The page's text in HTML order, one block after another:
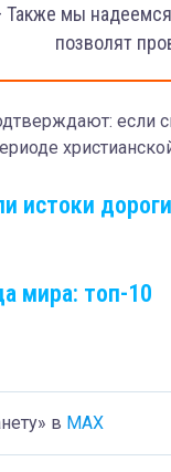
мы
позволят
если
истоки
мира: топ-10
в MAX